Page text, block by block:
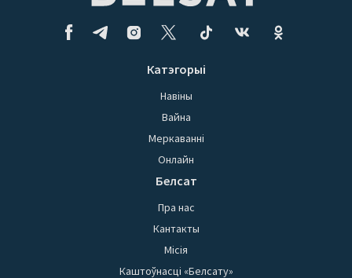
Катэгорыі
Навіны
Вайна
Меркаванні
Онлайн
Белсат
Пра нас
Кантакты
Місія
Каштоўнасці «Белсату»